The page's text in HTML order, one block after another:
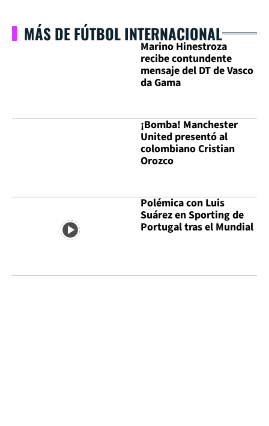
MÁS DE FÚTBOL INTERNACIONAL
Marino Hinestroza
recibe contundente
mensaje del DT de Vasco
da Gama
¡Bomba! Manchester
United presentó al
colombiano Cristian
Orozco
Polémica con Luis
Suárez en Sporting de
Portugal tras el Mundial